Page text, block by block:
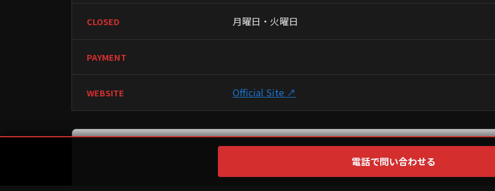
CLOSED 月曜日・火曜日
PAYMENT
WEBSITE Official Site ↗
電話で問い合わせる